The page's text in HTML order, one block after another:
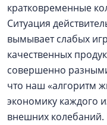
кратковременные
Ситуация
вымывает слабых
качественных
совершенно
что наш «алгоритм
экономику каждого
внешних колебаний.